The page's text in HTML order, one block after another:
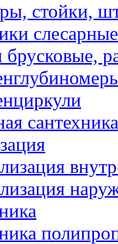
стойки,
слесарные
брусковые,
сантехника